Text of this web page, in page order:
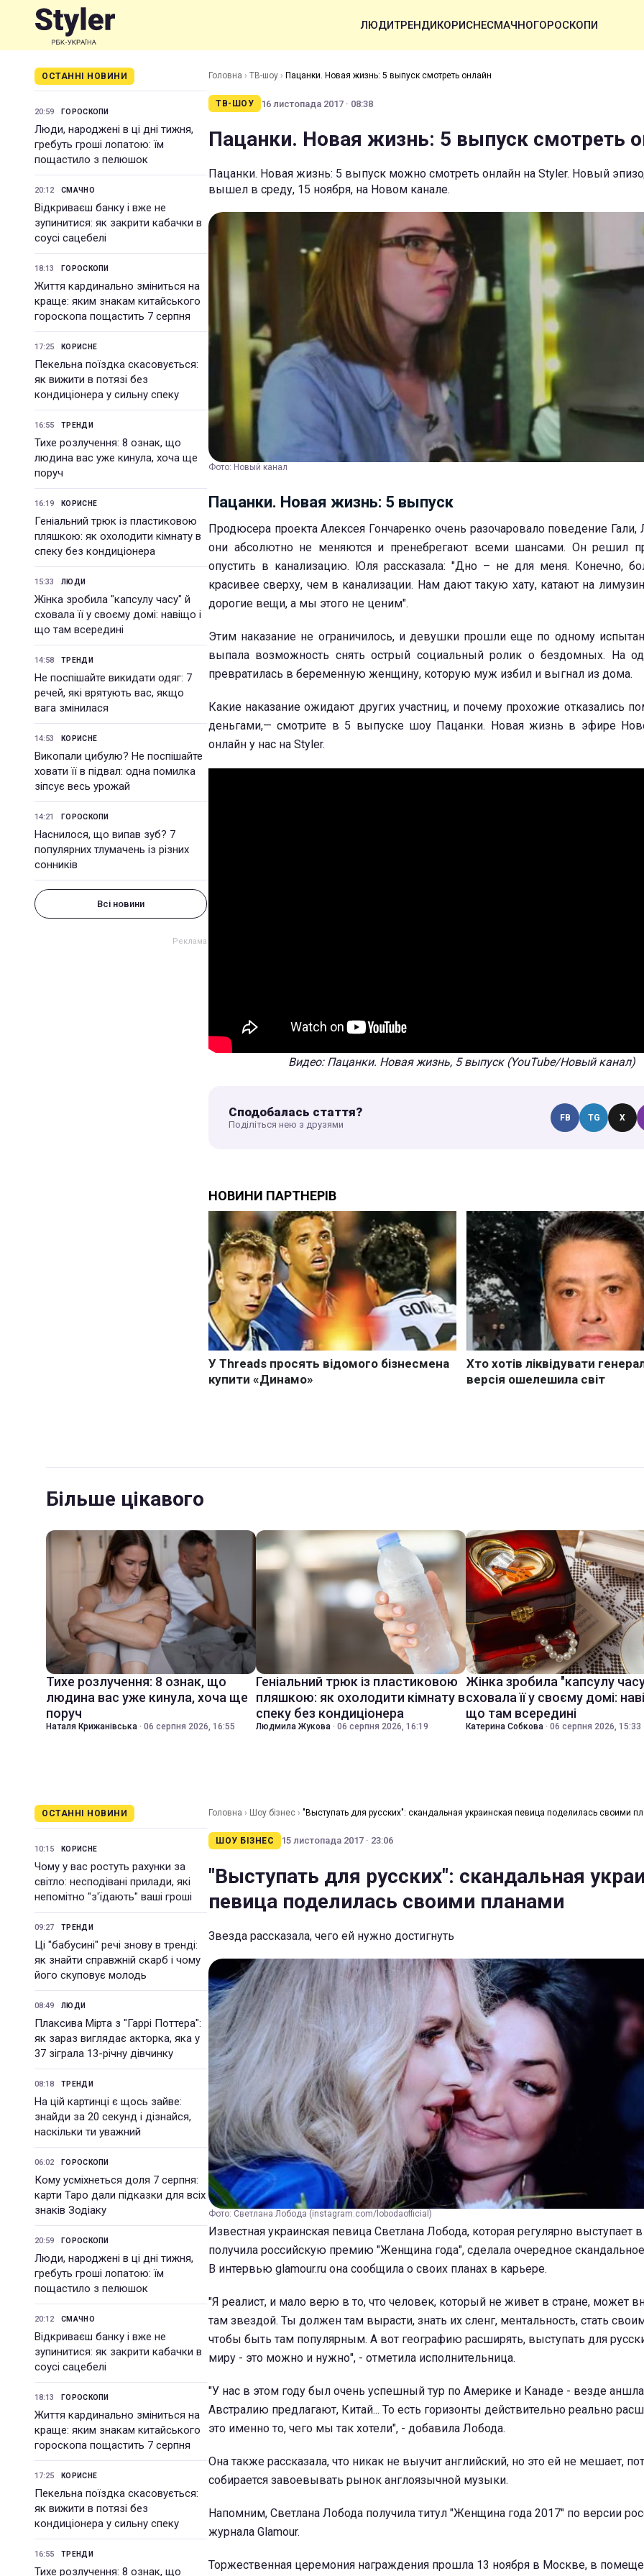
ЛЮДИТРЕНДИКОРИСНЕСМАЧНОГОРОСКОПИ
ОСТАННІ НОВИНИ
20:59 ГОРОСКОПИ
Люди, народжені в ці дні тижня,
гребуть гроші лопатою: їм
пощастило з пелюшок
20:12 СМАЧНО
Відкриваєш банку і вже не
зупинитися: як закрити кабачки в
соусі сацебелі
18:13 ГОРОСКОПИ
Життя кардинально зміниться на
краще: яким знакам китайського
гороскопа пощастить 7 серпня
17:25 КОРИСНЕ
Пекельна поїздка скасовується:
як вижити в потязі без
кондиціонера у сильну спеку
16:55 ТРЕНДИ
Тихе розлучення: 8 ознак, що
людина вас уже кинула, хоча ще
поруч
16:19 КОРИСНЕ
Геніальний трюк із пластиковою
пляшкою: як охолодити кімнату в
спеку без кондиціонера
15:33 ЛЮДИ
Жінка зробила "капсулу часу" й
сховала її у своєму домі: навіщо і
що там всередині
14:58 ТРЕНДИ
Не поспішайте викидати одяг: 7
речей, які врятують вас, якщо
вага змінилася
14:53 КОРИСНЕ
Викопали цибулю? Не поспішайте
ховати її в підвал: одна помилка
зіпсує весь урожай
14:21 ГОРОСКОПИ
Наснилося, що випав зуб? 7
популярних тлумачень із різних
сонників
Всі новини
Головна › ТВ-шоу › Пацанки. Новая жизнь: 5 выпуск смотреть онлайн
ТВ-ШОУ 16 листопада 2017 · 08:38
Пацанки. Новая жизнь: 5 выпуск смотреть
Пацанки. Новая жизнь: 5 выпуск можно смотреть онлайн на Styler. Новый
вышел в среду, 15 ноября, на Новом канале.
Фото: Новый канал
Пацанки. Новая жизнь: 5 выпуск
Продюсера проекта Алексея Гончаренко очень разочаровало поведение
они абсолютно не меняются и пренебрегают всеми шансами. Он решил
опустить в канализацию. Юля рассказала: "Дно – не для меня. Конечно,
красивее сверху, чем в канализации. Нам дают такую хату, катают на
дорогие вещи, а мы этого не ценим".
Этим наказание не ограничилось, и девушки прошли еще по одному
выпала возможность снять острый социальный ролик о бездомных. На
превратилась в беременную женщину, которую муж избил и выгнал из дома.
Какие наказание ожидают других участниц, и почему прохожие отказались
деньгами,— смотрите в 5 выпуске шоу Пацанки. Новая жизнь в эфире
онлайн у нас на Styler.
Видео: Пацанки. Новая жизнь, 5 выпуск (YouTube/Новый канал)
Сподобалась стаття?
Поділіться нею з друзями
FB TG X
Більше цікавого
Тихе розлучення: 8 ознак, що
людина вас уже кинула, хоча ще
поруч
Наталя Крижанівська · 06 серпня 2026, 16:55
Геніальний трюк із пластиковою
пляшкою: як охолодити кімнату в
спеку без кондиціонера
Людмила Жукова · 06 серпня 2026, 16:19
Жінка зробила "капсулу
сховала її у своєму домі:
що там всередині
Катерина Собкова · 06 серпня 2026, 15:33
ОСТАННІ НОВИНИ
10:15 КОРИСНЕ
Чому у вас ростуть рахунки за
світло: несподівані прилади, які
непомітно "з'їдають" ваші гроші
09:27 ТРЕНДИ
Ці "бабусині" речі знову в тренді:
як знайти справжній скарб і чому
його скуповує молодь
08:49 ЛЮДИ
Плаксива Мірта з "Гаррі Поттера":
як зараз виглядає акторка, яка у
37 зіграла 13-річну дівчинку
08:18 ТРЕНДИ
На цій картинці є щось зайве:
знайди за 20 секунд і дізнайся,
наскільки ти уважний
06:02 ГОРОСКОПИ
Кому усміхнеться доля 7 серпня:
карти Таро дали підказки для всіх
знаків Зодіаку
20:59 ГОРОСКОПИ
Люди, народжені в ці дні тижня,
гребуть гроші лопатою: їм
пощастило з пелюшок
20:12 СМАЧНО
Відкриваєш банку і вже не
зупинитися: як закрити кабачки в
соусі сацебелі
18:13 ГОРОСКОПИ
Життя кардинально зміниться на
краще: яким знакам китайського
гороскопа пощастить 7 серпня
17:25 КОРИСНЕ
Пекельна поїздка скасовується:
як вижити в потязі без
кондиціонера у сильну спеку
16:55 ТРЕНДИ
Тихе розлучення: 8 ознак, що
Головна › Шоу бізнес › "Выступать для русских": скандальная украинская певица поделилась своими
ШОУ БІЗНЕС 15 листопада 2017 · 23:06
"Выступать для русских": скандальная
певица поделилась своими планами
Звезда рассказала, чего ей нужно достигнуть
Фото: Светлана Лобода (instagram.com/lobodaofficial)
Известная украинская певица Светлана Лобода, которая регулярно выступает
получила российскую премию "Женщина года", сделала очередное
В интервью glamour.ru она сообщила о своих планах в карьере.
"Я реалист, и мало верю в то, что человек, который не живет в стране, может
там звездой. Ты должен там вырасти, знать их сленг, ментальность, стать
чтобы быть там популярным. А вот географию расширять, выступать для
миру - это можно и нужно", - отметила исполнительница.
"У нас в этом году был очень успешный тур по Америке и ­Канаде - везде
Австралию предлагают, Китай... То есть горизонты действительно реально
это именно то, чего мы так хотели", - добавила Лобода.
Она также рассказала, что никак не выучит английский, но это ей не мешает,
собирается завоевывать рынок англоязычной музыки.
Напомним, Светлана Лобода получила титул "Женщина года 2017" по версии
журнала Glamour.
Торжественная церемония награждения прошла 13 ноября в Москве, в